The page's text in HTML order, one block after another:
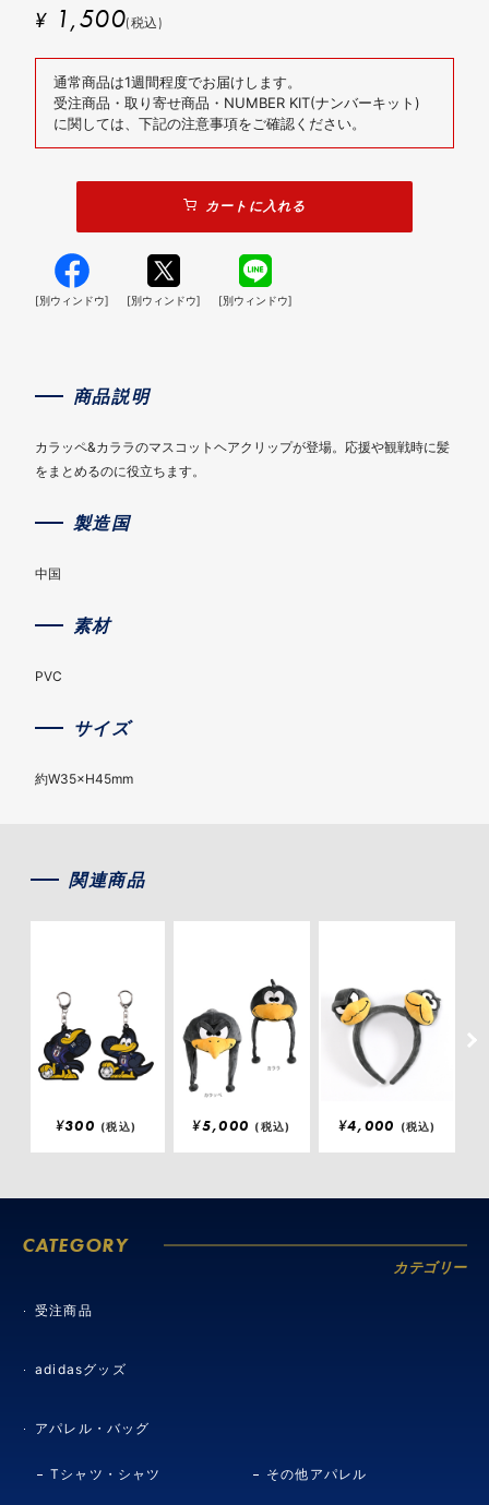
¥ 1,500(税込)
通常商品は1週間程度でお届けします。
受注商品・取り寄せ商品・NUMBER KIT(ナンバーキット)
に関しては、下記の注意事項をご確認ください。
カートに入れる
[別ウィンドウ] [別ウィンドウ] [別ウィンドウ]
商品説明
カラッペ&カララのマスコットヘアクリップが登場。応援や観戦時に髪
をまとめるのに役立ちます。
製造国
中国
素材
PVC
サイズ
約W35×H45mm
関連商品
¥300 (税込) ¥5,000 (税込) ¥4,000 (税込)
CATEGORY
カテゴリー
受注商品
adidasグッズ
アパレル・バッグ
Tシャツ・シャツ その他アパレル